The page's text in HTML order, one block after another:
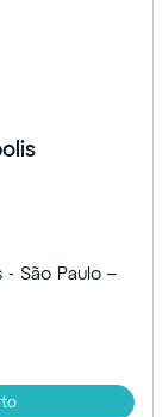
- São Paulo –